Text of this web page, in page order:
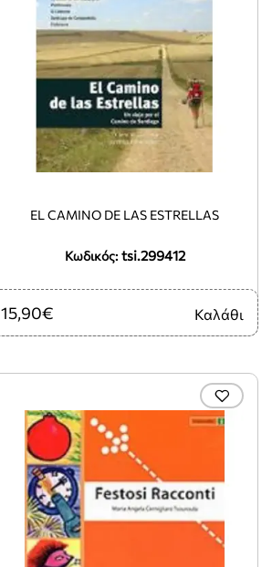
Κωδικός: tsi.299412
EL CAMINO DE LAS ESTRELLAS
15,90€ Καλάθι